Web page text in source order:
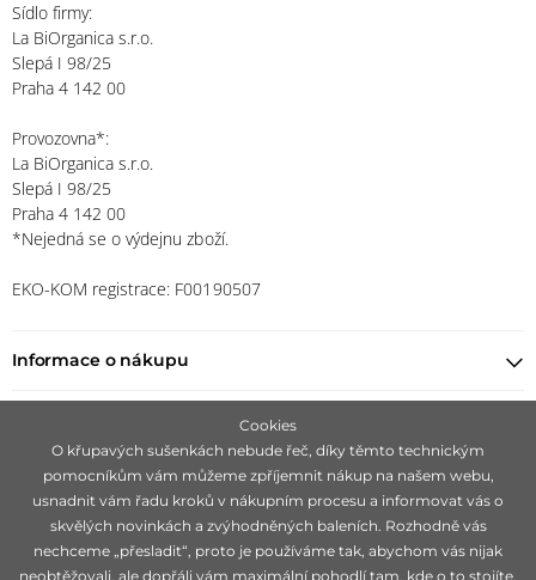
Sídlo firmy:
La BiOrganica s.r.o.
Slepá I 98/25
Praha 4 142 00
Provozovna*:
La BiOrganica s.r.o.
Slepá I 98/25
Praha 4 142 00
*Nejedná se o výdejnu zboží.
EKO-KOM registrace: F00190507
Informace o nákupu
Zůstaňte s námi v kontaktu
Cookies
O křupavých sušenkách nebude řeč, díky těmto technickým
pomocníkům vám můžeme zpříjemnit nákup na našem webu,
usnadnit vám řadu kroků v nákupním procesu a informovat vás o
skvělých novinkách a zvýhodněných baleních. Rozhodně vás
nechceme „přesladit“, proto je používáme tak, abychom vás nijak
neobtěžovali, ale dopřáli vám maximální pohodlí tam, kde o to stojíte.